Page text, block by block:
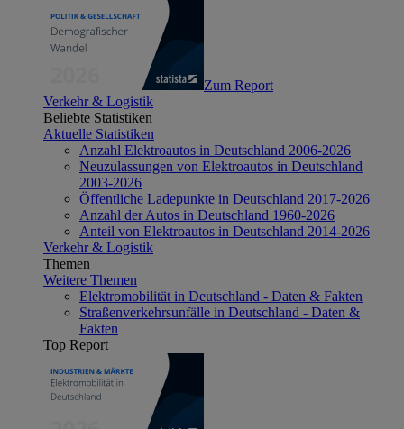
Zum Report
Verkehr & Logistik
Beliebte Statistiken
Aktuelle Statistiken
Anzahl Elektroautos in Deutschland 2006-2026
Neuzulassungen von Elektroautos in Deutschland
2003-2026
Öffentliche Ladepunkte in Deutschland 2017-2026
Anzahl der Autos in Deutschland 1960-2026
Anteil von Elektroautos in Deutschland 2014-2026
Verkehr & Logistik
Themen
Weitere Themen
Elektromobilität in Deutschland - Daten & Fakten
Straßenverkehrsunfälle in Deutschland - Daten &
Fakten
Top Report